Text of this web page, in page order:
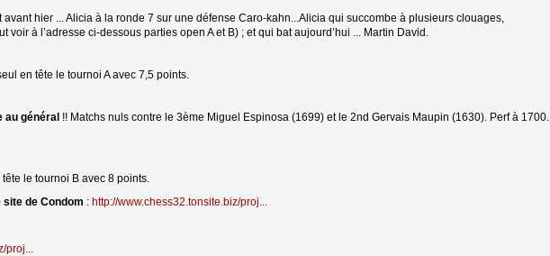
hier ... Alicia à la ronde 7 sur une défense Caro-kahn...Alicia qui succombe à plusieurs clouages,
voir à l’adresse ci-dessous parties open A et B) ; et qui bat aujourd’hui ... Martin David.
en tête le tournoi A avec 7,5 points.
au général !! Matchs nuls contre le 3ème Miguel Espinosa (1699) et le 2nd Gervais Maupin (1630). Perf à 1700.
le tournoi B avec 8 points.
de Condom : http://www.chess32.tonsite.biz/proj...
proj...